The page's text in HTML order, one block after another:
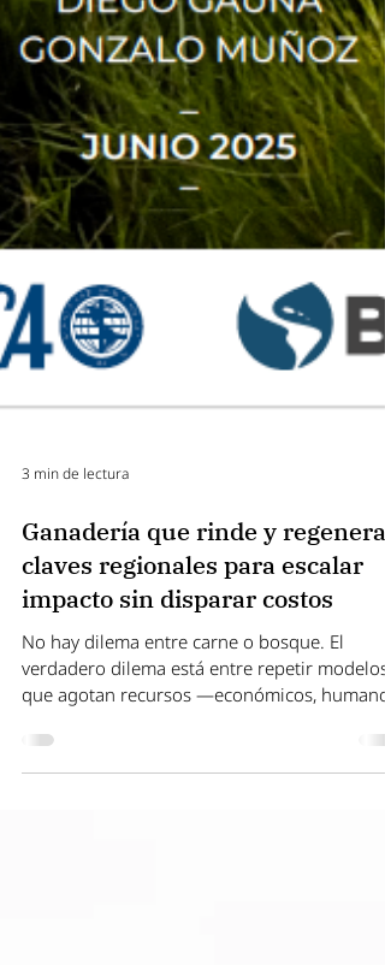
3 min de lectura
Ganadería que rinde y regenera:
claves regionales para escalar
impacto sin disparar costos
No hay dilema entre carne o bosque. El
que agotan recursos —económicos, humanos
y ecológicos— o transitar hacia sistemas que